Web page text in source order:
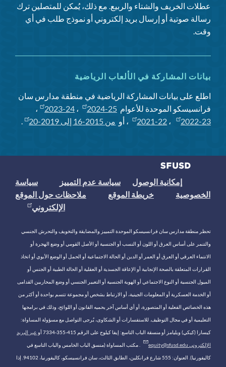
عطلات الخريف والشتاء والربيع. مع ذلك، يُمكن للمتصلين ترك
رسالة صوتية أو إرسال بريد إلكتروني أو نموذج طلب في أي
وقت.
بيانات المشاركة في الألعاب الرياضية
اطلع على بيانات المشاركة الرياضية في منطقة مدارس سان
فرانسيسكو الموحدة للأعوام 2024-25 ، 2023-24
،
2022-23
، 2021-22 ، أو من 2015-16 إلى 2019-20 .
إمكانية الوصول سياسة عدم التمييز
سياسة
الخصوصية
خريطة الموقع
ملاحظات حول الموقع
الإلكتروني
تحظر منطقة مدارس سان فرانسيسكو الموحدة التمييز والمضايقة والتخويف والتحرش الجنسي
والتنمر على أساس العرق أو اللون أو النسب أو الجنسية أو الأصل القومي أو وضع الهجرة أو
الانتماء العرقي أو العرق أو العمر أو الدين أو الحالة الاجتماعية أو الحمل أو الوضع الأبوي أو اتخاذ
القرارات المتعلقة بالصحة الإنجابية أو الإعاقة الجسدية أو العقلية أو الحالة الطبية أو الجنس أو
الميول الجنسية أو النوع الاجتماعي أو الهوية الجنسية أو التعبير الجنسي أو وضع المحاربين القدامى
أو الخدمة العسكرية أو المعلومات الجينية، أو الارتباط بشخص أو مجموعة تتسم بواحدة أو أكثر من
هذه الخصائص الفعلية أو المتصورة، أو أي أساس آخر يحميه القانون أو اللوائح، وذلك في برامجها
التعليمية أو في مجال التوظيف. للاستفسارات أو الشكاوى، يُرجى التواصل مع مسؤولة المساواة:
كيسارا (كيكي) ويليامز أو منسقة الباب التاسع: إيفا كيلوج على الرقم 415-355-7334 أو عبر البريد
الإلكتروني equity@sfusd.edu . مكتب المساواة (منسق الباب الخامس والباب التاسع في
كاليفورنيا). العنوان: 555 شارع فرانكلين، الطابق الثالث، سان فرانسيسكو، كاليفورنيا، 94102. إذا